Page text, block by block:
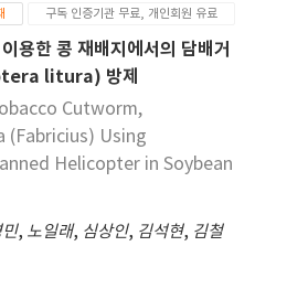
방의 성충에 전자빔 조사 후 산
며 부화율은 선량이 증가할수록
전자빔을 조사한 후 우화한 성
증가할수록 감소하였으며 부화
이러한 불임의 원인을 규명하기
real time-PCR, 및 SDS-
한 결과, 전자빔 조사에 의해 세
다. 유충의 경우에는 전자빔 조
태 변화가 보였으며 번데기로 용
구독 인증기관 무료, 개인회원 유료
용한 콩 재배지에서의 담배거
litura) 방제
Cutworm,
(Fabricius) Using
Helicopter in Soybean
민, 노일래, 심상인, 김석현, 김철